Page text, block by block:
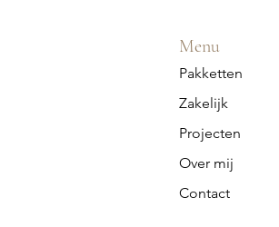
Menu
Pakketten
Zakelijk
Projecten
Over mij
Contact